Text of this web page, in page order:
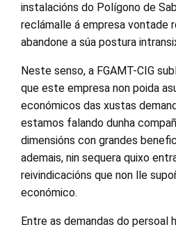
instalacións do Polígono de
reclámalle á empresa vontade
abandone a súa postura
Neste senso, a FGAMT-CIG
que este empresa non poida
económicos das xustas
estamos falando dunha
dimensións con grandes
ademais, nin sequera quixo
reivindicacións que non lle
económico.
Entre as demandas do persoal